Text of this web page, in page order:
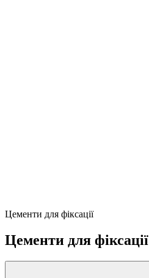
Цементи для фіксації
Цементи для фіксації